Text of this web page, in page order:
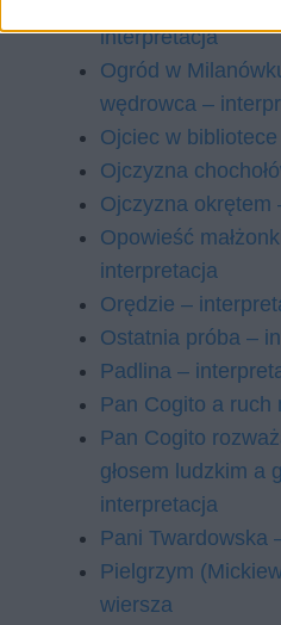
interpretacja
Ogród w
wędrowca –
Ojciec w
Ojczyzna
Ojczyzna okrętem
Opowieść
interpretacja
Orędzie –
Ostatnia próba –
Padlina –
Pan Cogito a ruch
Pan Cogito
głosem ludzkim a
interpretacja
Pani Twardowska
Pielgrzym
wiersza